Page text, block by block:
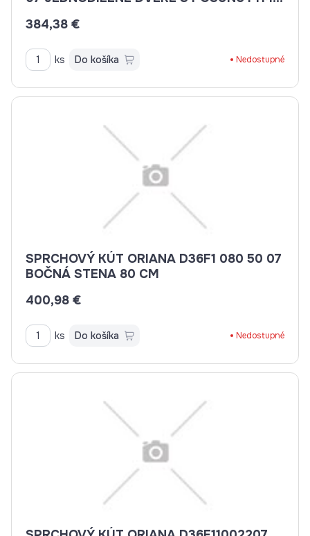
384,38 €
ks Do košíka Nedostupné
SPRCHOVÝ KÚT ORIANA D36F1 080 50 07
BOČNÁ STENA 80 CM
400,98 €
ks Do košíka Nedostupné